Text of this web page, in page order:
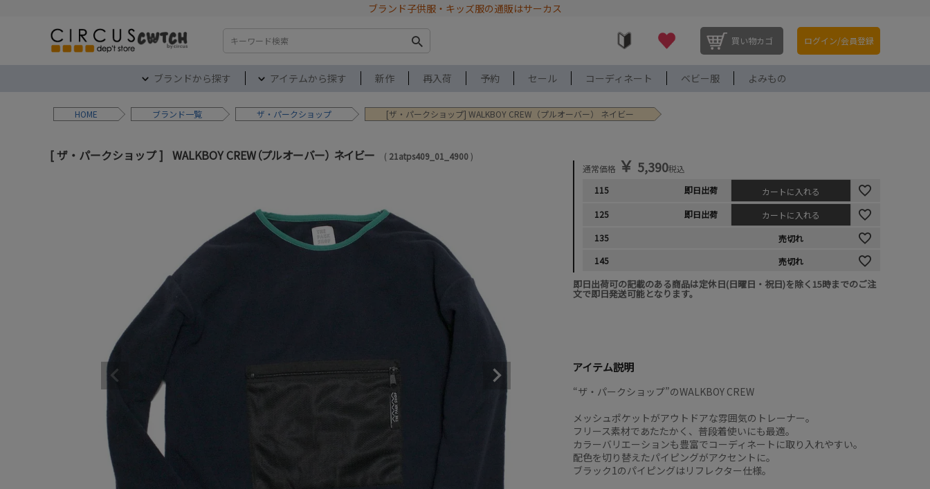
ブランド子供服・キッズ服の通販はサーカス
検索 買い物カゴ ログイン/会員登録
ブランドから探す アイテムから探す 新作 再入荷 予約 セール コーディネート ベビー服 よみもの
HOME ブランド ザ・パークショップ [ザ・パークショップ] WALKBOY CREW（プルオーバー） ネイビー
ザ・パークショップ WALKBOY CREW（プルオーバー） ネイビー 21atps409_01_4900
通常価格 ￥ 5,390税込
115
即日出荷
カートに入れる
125
即日出荷
カートに入れる
135
売切れ
145
売切れ
即日出荷可の記載のある商品は定休日(日曜日・祝日)を除く15時までのご注
文で即日発送可能となります。
アイテム説明
“ザ・パークショップ”のWALKBOY CREW
メッシュポケットがアウトドアな雰囲気のトレーナー。
フリース素材であたたかく、普段着使いにも最適。
カラーバリエーションも豊富でコーディネートに取り入れやすい。
配色を切り替えたパイピングがアクセントに。
ブラック1のパイピングはリフレクター仕様。